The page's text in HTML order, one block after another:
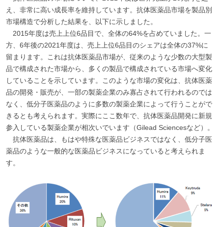
え、非常に高い成長率を維持しています。抗体医薬品市場を製品別
市場構造で分析した結果を、以下に示しました。
2015年度は売上上位6品目で、全体の64%を占めていました。一
方、6年後の2021年度は、売上上位6品目のシェアは全体の37%に
留まります。これは抗体医薬品市場が、従来のような少数の大型製
品で構成された市場から、多くの製品で構成されている市場へ変化
していることを示しています。このような市場の変化は、抗体医薬
品の開発・販売が、一部の製薬企業のみ寡占されて行われるのでは
なく、低分子医薬品のように多数の製薬企業によって行うことがで
きるとも考えられます。実際にここ数年で、抗体医薬品開発に新規
参入している製薬企業が相次いでいます（Gilead Sciencesなど）。
抗体医薬品は、もはや特殊な医薬品ビジネスではなく、低分子医
薬品のような一般的な医薬品ビジネスになっていると考えられま
す。